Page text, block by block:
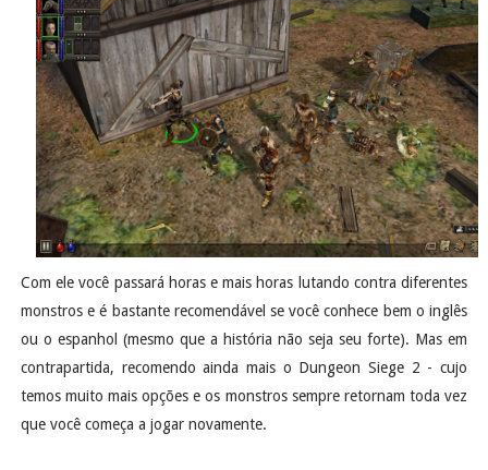
Com ele você passará horas e mais horas lutando contra diferentes
monstros e é bastante recomendável se você conhece bem o inglês
ou o espanhol (mesmo que a história não seja seu forte). Mas em
contrapartida, recomendo ainda mais o Dungeon Siege 2 - cujo
temos muito mais opções e os monstros sempre retornam toda vez
que você começa a jogar novamente.